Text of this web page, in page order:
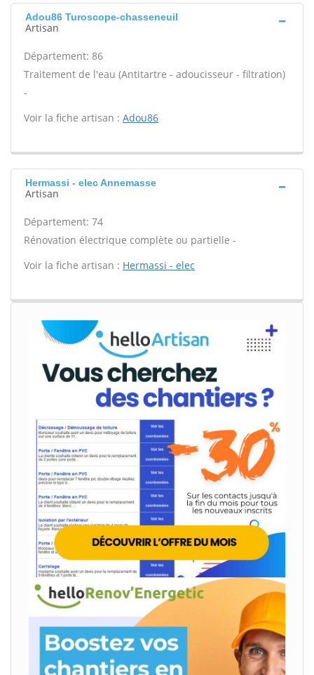
Adou86 Turoscope-chasseneuil
Artisan
Département: 86
Traitement de l'eau (Antitartre - adoucisseur - filtration)
-
Voir la fiche artisan : Adou86
Hermassi - elec Annemasse
Artisan
Département: 74
Rénovation électrique complète ou partielle -
Voir la fiche artisan : Hermassi - elec